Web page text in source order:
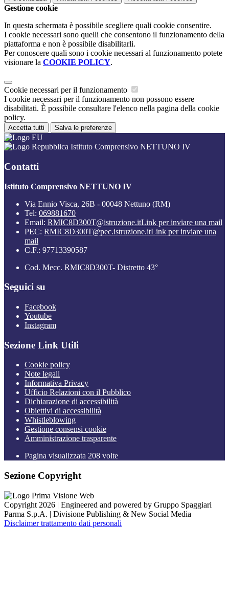
Gestione cookie
In questa schermata è possibile scegliere quali cookie consentire.
I cookie necessari sono quelli che consentono il funzionamento della
piattaforma e non è possibile disabilitarli.
Per conoscere quali sono i cookie necessari al funzionamento potete
visionare la COOKIE POLICY.
Cookie necessari per il funzionamento
I cookie necessari per il funzionamento non possono essere
disabilitati. È possibile consultare l'elenco nella pagina della cookie
policy.
Accetta tutti Salva le preferenze
Istituto Comprensivo NETTUNO IV
Contatti
Istituto Comprensivo NETTUNO IV
Via Ennio Visca, 26B - 00048 Nettuno (RM)
Tel: 069881670
Email: RMIC8D300T@istruzione.itLink per inviare una mail
PEC: RMIC8D300T@pec.istruzione.itLink per inviare una
mail
C.F.: 97713390587
Cod. Mecc. RMIC8D300T- Distretto 43°
Seguici su
Facebook
Youtube
Instagram
Sezione Link Utili
Cookie policy
Note legali
Informativa Privacy
Ufficio Relazioni con il Pubblico
Dichiarazione di accessibilità
Obiettivi di accessibilità
Whistleblowing
Gestione consensi cookie
Amministrazione trasparente
Pagina visualizzata 208 volte
Sezione Copyright
Copyright 2026 | Engineered and powered by Gruppo Spaggiari
Parma S.p.A. | Divisione Publishing & New Social Media
Disclaimer trattamento dati personali